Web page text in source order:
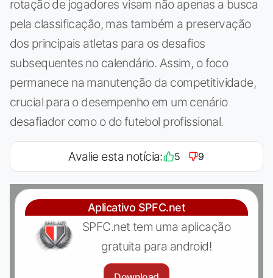
rotação de jogadores visam não apenas a busca
pela classificação, mas também a preservação
dos principais atletas para os desafios
subsequentes no calendário. Assim, o foco
permanece na manutenção da competitividade,
crucial para o desempenho em um cenário
desafiador como o do futebol profissional.
Avalie esta notícia: 5 9
Aplicativo SPFC.net
SPFC.net tem uma aplicação
gratuita para android!